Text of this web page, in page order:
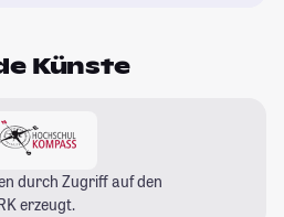
Künste
durch Zugriff auf den
erzeugt.